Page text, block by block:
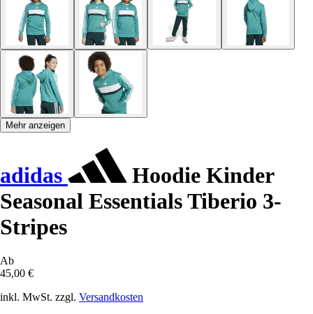
Mehr anzeigen
adidas
Hoodie Kinder
Seasonal Essentials Tiberio 3-
Stripes
Ab
45,00 €
inkl. MwSt. zzgl. Versandkosten